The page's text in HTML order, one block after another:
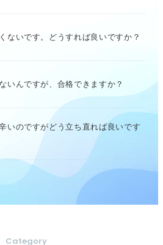
ないです。どうすれば良いですか？
いんですが、合格できますか？
いのですがどう立ち直れば良いです
Category